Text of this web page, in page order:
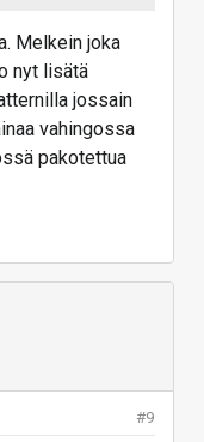
Melkein joka
nyt lisätä
jossain
vahingossa
pakotettua
#9